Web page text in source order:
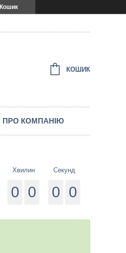
Кошик
КОШИК
ПРО КОМПАНІЮ
Хвилин
0 0
Секунд
0 0